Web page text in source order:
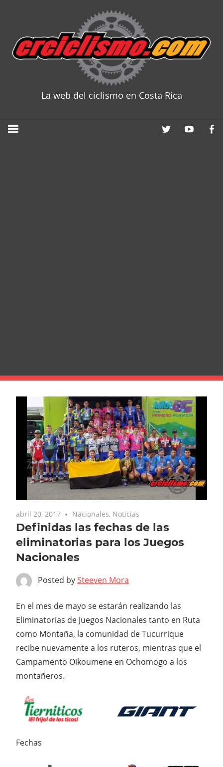
content
La web del ciclismo en Costa Rica
abril 20, 2017 Nacionales, Noticias
Definidas las fechas de las
eliminatorias para los Juegos
Nacionales
Posted bySteeven Mora
En el mes de mayo se estarán realizando las
Eliminatorias de Juegos Nacionales tanto en Ruta
como Montaña, la comunidad de Tucurrique
recibe nuevamente a los ruteros, mientras que el
Campamento Oikoumene en Ochomogo a los
montañeros.
Fechas